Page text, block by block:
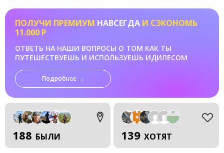
ПОЛУЧИ ПРЕМИУМ НАВСЕГДА И СЭКОНОМЬ
11.000 Р
ОТВЕТЬ НА НАШИ ВОПРОСЫ О ТОМ КАК ТЫ
ПУТЕШЕСТВУЕШЬ И ИСПОЛЬЗУЕШЬ ИДИЛЕСОМ
Подробнее →
188 БЫЛИ 139 ХОТЯТ